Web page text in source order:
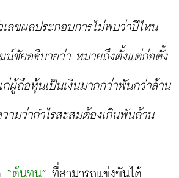
เลขผลประกอบการไม่พบว่าปีไหน
น์ชัยอธิบายว่า หมายถึงตั้งแต่ก่อตั้ง
ผู้ถือหุ้นเป็นเงินมากกว่าพันกว่าล้าน
มว่ากำไรสะสมต้องเกินพันล้าน
“ต้นทุน” ที่สามารถแข่งขันได้